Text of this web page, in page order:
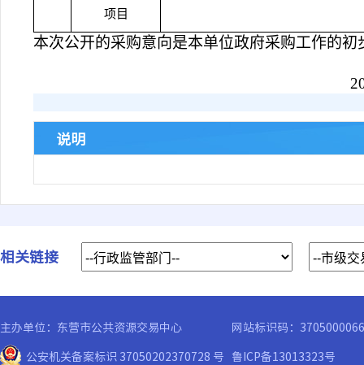
项目
本次公开的采购意向是本单位政府采购工作的初
说明
相关链接
主办单位：东营市公共资源交易中心
网站标识码：3705000066
公安机关备案标识 37050202370728 号 鲁ICP备13013323号